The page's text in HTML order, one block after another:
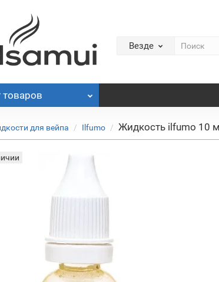
Везде
товаров
для вейпа Ilfumo Жидкость ilfumo 10